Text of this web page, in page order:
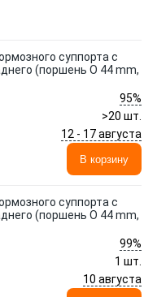
суппорта с
(поршень O 44 mm,
95%
>20 шт.
12 - 17 августа
В корзину
суппорта с
(поршень O 44 mm,
99%
1 шт.
10 августа